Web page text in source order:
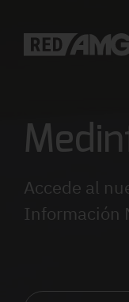
Accede al
Información